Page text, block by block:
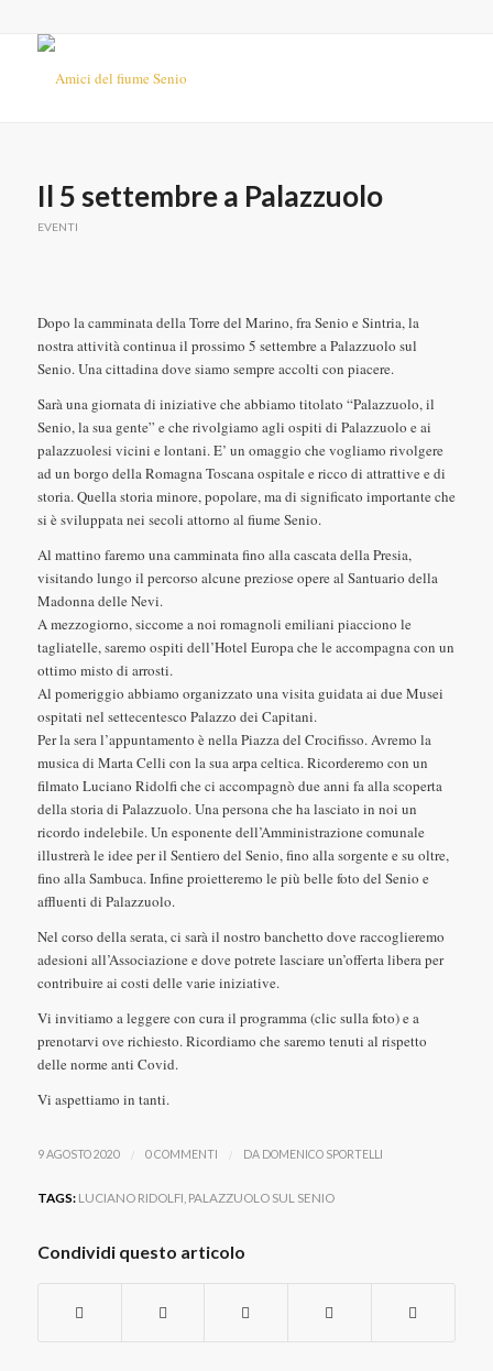
Il 5 settembre a Palazzuolo
EVENTI
Dopo la camminata della Torre del Marino, fra Senio e Sintria, la
nostra attività continua il prossimo 5 settembre a Palazzuolo sul
Senio. Una cittadina dove siamo sempre accolti con piacere.
Sarà una giornata di iniziative che abbiamo titolato “Palazzuolo, il
Senio, la sua gente” e che rivolgiamo agli ospiti di Palazzuolo e ai
palazzuolesi vicini e lontani. E’ un omaggio che vogliamo rivolgere
ad un borgo della Romagna Toscana ospitale e ricco di attrattive e di
storia. Quella storia minore, popolare, ma di significato importante che
si è sviluppata nei secoli attorno al fiume Senio.
Al mattino faremo una camminata fino alla cascata della Presia,
visitando lungo il percorso alcune preziose opere al Santuario della
Madonna delle Nevi.
A mezzogiorno, siccome a noi romagnoli emiliani piacciono le
tagliatelle, saremo ospiti dell’Hotel Europa che le accompagna con un
ottimo misto di arrosti.
Al pomeriggio abbiamo organizzato una visita guidata ai due Musei
ospitati nel settecentesco Palazzo dei Capitani.
Per la sera l’appuntamento è nella Piazza del Crocifisso. Avremo la
musica di Marta Celli con la sua arpa celtica. Ricorderemo con un
filmato Luciano Ridolfi che ci accompagnò due anni fa alla scoperta
della storia di Palazzuolo. Una persona che ha lasciato in noi un
ricordo indelebile. Un esponente dell’Amministrazione comunale
illustrerà le idee per il Sentiero del Senio, fino alla sorgente e su oltre,
fino alla Sambuca. Infine proietteremo le più belle foto del Senio e
affluenti di Palazzuolo.
Nel corso della serata, ci sarà il nostro banchetto dove raccoglieremo
adesioni all’Associazione e dove potrete lasciare un’offerta libera per
contribuire ai costi delle varie iniziative.
Vi invitiamo a leggere con cura il programma (clic sulla foto) e a
prenotarvi ove richiesto. Ricordiamo che saremo tenuti al rispetto
delle norme anti Covid.
Vi aspettiamo in tanti.
9 AGOSTO 2020 / 0 COMMENTI / DA DOMENICO SPORTELLI
TAGS: LUCIANO RIDOLFI PALAZZUOLO SUL SENIO
Condividi questo articolo